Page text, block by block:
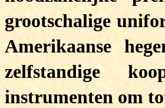
grootschalige
Amerikaanse
zelfstandige
instrumenten om